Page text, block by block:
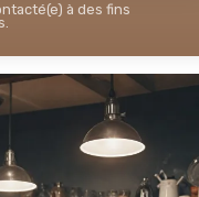
à des fins